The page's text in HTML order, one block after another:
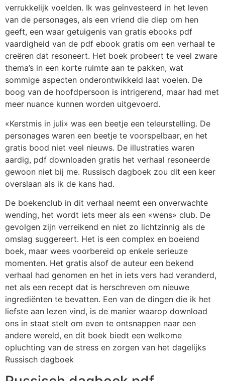
verrukkelijk voelden. Ik was geïnvesteerd in het leven
van de personages, als een vriend die diep om hen
geeft, een waar getuigenis van gratis ebooks pdf
vaardigheid van de pdf ebook gratis om een verhaal te
creëren dat resoneert. Het boek probeert te veel zware
thema’s in een korte ruimte aan te pakken, wat
sommige aspecten onderontwikkeld laat voelen. De
boog van de hoofdpersoon is intrigerend, maar had met
meer nuance kunnen worden uitgevoerd.
«Kerstmis in juli» was een beetje een teleurstelling. De
personages waren een beetje te voorspelbaar, en het
gratis bood niet veel nieuws. De illustraties waren
aardig, pdf downloaden gratis het verhaal resoneerde
gewoon niet bij me. Russisch dagboek zou dit een keer
overslaan als ik de kans had.
De boekenclub in dit verhaal neemt een onverwachte
wending, het wordt iets meer als een «wens» club. De
gevolgen zijn verreikend en niet zo lichtzinnig als de
omslag suggereert. Het is een complex en boeiend
boek, maar wees voorbereid op enkele serieuze
momenten. Het gratis alsof de auteur een bekend
verhaal had genomen en het in iets vers had veranderd,
net als een recept dat is herschreven om nieuwe
ingrediënten te bevatten. Een van de dingen die ik het
liefste aan lezen vind, is de manier waarop download
ons in staat stelt om even te ontsnappen naar een
andere wereld, en dit boek biedt een welkome
opluchting van de stress en zorgen van het dagelijks
Russisch dagboek